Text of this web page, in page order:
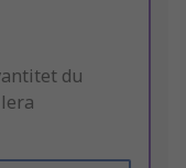
du